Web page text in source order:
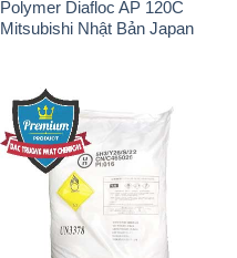
Polymer Diafloc AP 120C
Mitsubishi Nhật Bản Japan